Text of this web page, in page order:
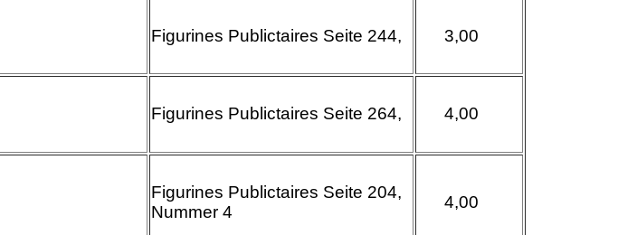
Figurines Publictaires Seite 244, 3,00
Figurines Publictaires Seite 264, 4,00
Figurines Publictaires Seite 204,
Nummer 4
4,00